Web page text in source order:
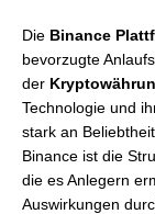
Die Binance
bevorzugte
der
Technologie und
stark an
Binance ist die
die es Anlegern
Auswirkungen